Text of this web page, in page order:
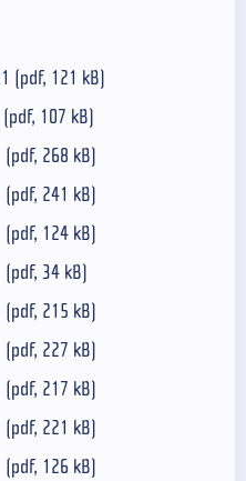
(pdf, 121 kB)
107 kB)
268 kB)
241 kB)
124 kB)
34 kB)
215 kB)
227 kB)
217 kB)
221 kB)
126 kB)